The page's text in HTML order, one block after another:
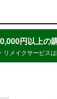
円以上の
リメイクサービス